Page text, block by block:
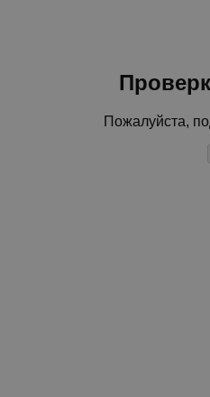
Пожалуйста,